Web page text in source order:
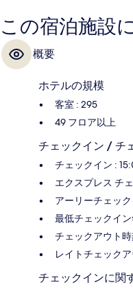
すぐ公共交通機関を利用でき
カマイ駅までは 9 分です。
この宿泊施設
概要
ホテルの規模
客室 : 295
49 フロア以上
チェックイン / チ
チェックイン :
エクスプレス チ
アーリーチェッ
最低チェックイン
チェックアウト
レイトチェック
チェックインに関